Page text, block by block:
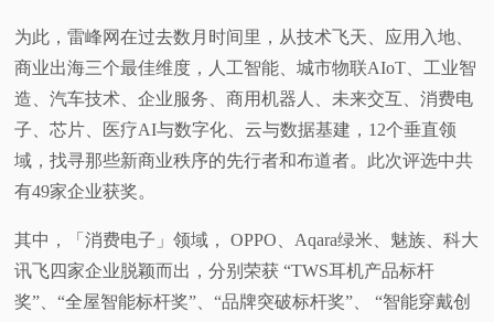
为此，雷峰网在过去数月时间里，从技术飞天、应用入地、
商业出海三个最佳维度，人工智能、城市物联AIoT、工业智
造、汽车技术、企业服务、商用机器人、未来交互、消费电
子、芯片、医疗AI与数字化、云与数据基建，12个垂直领
域，找寻那些新商业秩序的先行者和布道者。此次评选中共
有49家企业获奖。
其中，「消费电子」领域， OPPO、Aqara绿米、魅族、科大
讯飞四家企业脱颖而出，分别荣获 “TWS耳机产品标杆
奖”、“全屋智能标杆奖”、“品牌突破标杆奖”、 “智能穿戴创